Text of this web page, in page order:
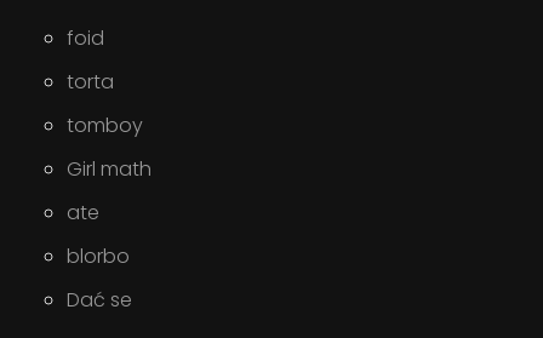
foid
torta
tomboy
Girl math
ate
blorbo
Dać se